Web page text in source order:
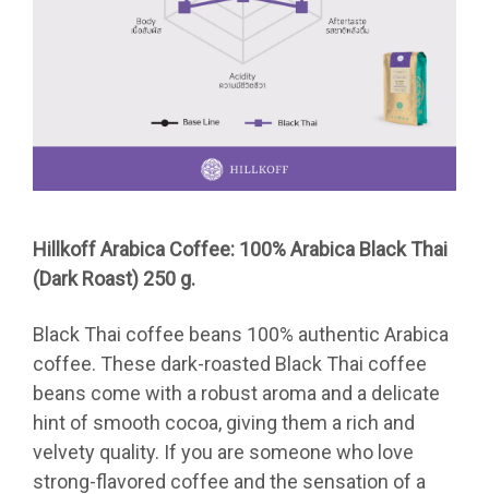
Hillkoff Arabica Coffee: 100% Arabica Black Thai
(Dark Roast) 250 g.
Black Thai coffee beans 100% authentic Arabica
coffee. These dark-roasted Black Thai coffee
beans come with a robust aroma and a delicate
hint of smooth cocoa, giving them a rich and
velvety quality. If you are someone who love
strong-flavored coffee and the sensation of a